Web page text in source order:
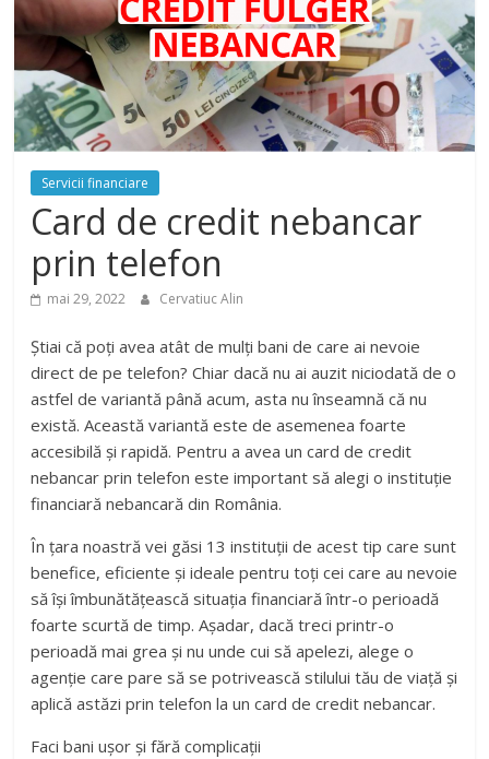
Servicii financiare
Card de credit nebancar
prin telefon
mai 29, 2022 Cervatiuc Alin
Știai că poți avea atât de mulți bani de care ai nevoie
direct de pe telefon? Chiar dacă nu ai auzit niciodată de o
astfel de variantă până acum, asta nu înseamnă că nu
există. Această variantă este de asemenea foarte
accesibilă și rapidă. Pentru a avea un card de credit
nebancar prin telefon este important să alegi o instituție
financiară nebancară din România.
În țara noastră vei găsi 13 instituții de acest tip care sunt
benefice, eficiente și ideale pentru toți cei care au nevoie
să își îmbunătățească situația financiară într-o perioadă
foarte scurtă de timp. Așadar, dacă treci printr-o
perioadă mai grea și nu unde cui să apelezi, alege o
agenție care pare să se potrivească stilului tău de viață și
aplică astăzi prin telefon la un card de credit nebancar.
Faci bani ușor și fără complicații